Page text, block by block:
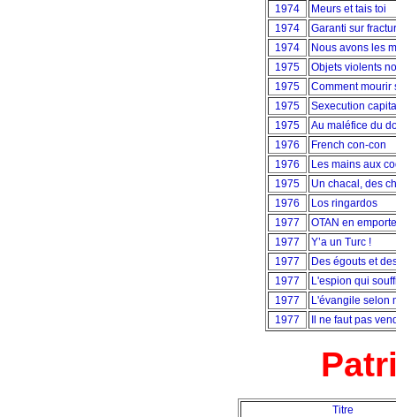
1974
Meurs et tais toi
1974
Garanti sur
1974
Nous avons les
1975
Objets violents
1975
Comment mourir
1975
Sexecution
1975
Au maléfice du
1976
French con-con
1976
Les mains aux
1975
Un chacal, des
1976
Los ringardos
1977
OTAN en
1977
Y’a un Turc !
1977
Des égouts et
1977
L'espion qui
1977
L'évangile selon
1977
Il ne faut pas
Titre